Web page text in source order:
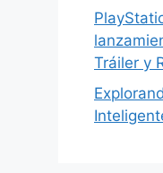
Tráiler y